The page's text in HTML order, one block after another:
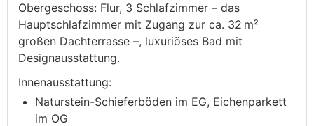
Obergeschoss: Flur, 3 Schlafzimmer – das
Hauptschlafzimmer mit Zugang zur ca. 32 m²
großen Dachterrasse –, luxuriöses Bad mit
Designausstattung.
Innenausstattung:
Naturstein-Schieferböden im EG, Eichenparkett
im OG